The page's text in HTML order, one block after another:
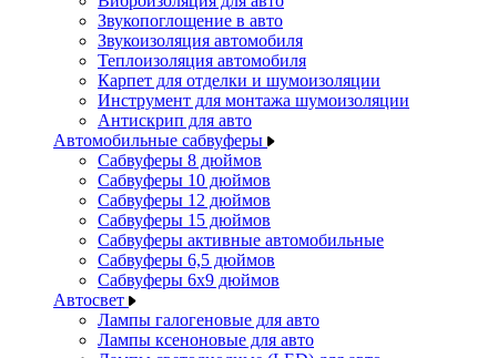
Звукопоглощение в авто
Звукоизоляция автомобиля
Теплоизоляция автомобиля
Карпет для отделки и шумоизоляции
Инструмент для монтажа шумоизоляции
Антискрип для авто
Автомобильные сабвуферы
Сабвуферы 8 дюймов
Сабвуферы 10 дюймов
Сабвуферы 12 дюймов
Сабвуферы 15 дюймов
Сабвуферы активные автомобильные
Сабвуферы 6,5 дюймов
Сабвуферы 6x9 дюймов
Автосвет
Лампы галогеновые для авто
Лампы ксеноновые для авто